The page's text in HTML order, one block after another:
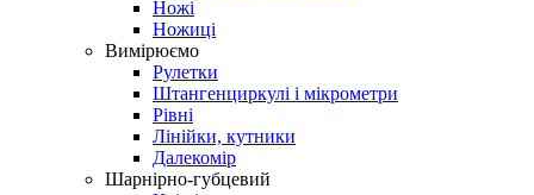
Ножі
Ножиці
Вимірюємо
Рулетки
Штангенциркулі і мікрометри
Рівні
Лінійки, кутники
Далекомір
Шарнірно-губцевий